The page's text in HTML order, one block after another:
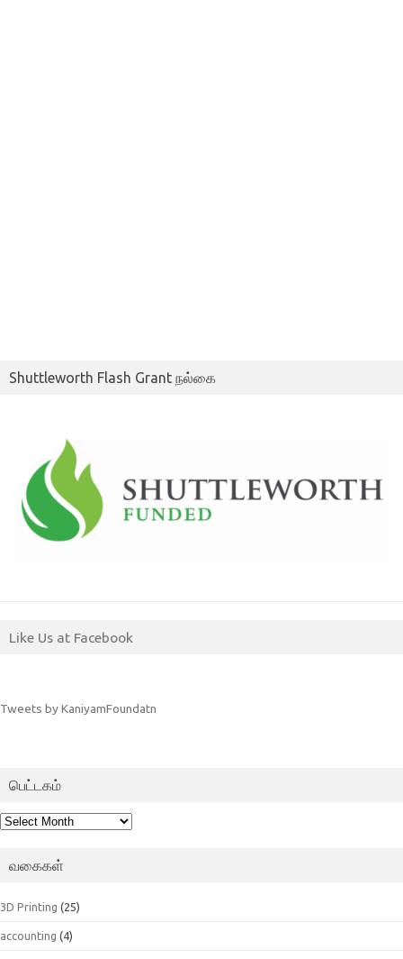
Shuttleworth Flash Grant நல்கை
Like Us at Facebook
Tweets by KaniyamFoundatn
பெட்டகம்
பெட்டகம்
வகைகள்
3D Printing (25)
accounting (4)